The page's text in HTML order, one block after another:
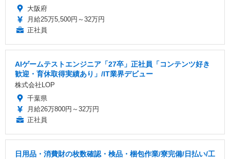
大阪府
月給25万5,500円～32万円
正社員
AIゲームテストエンジニア「27卒」正社員「コンテンツ好き
歓迎・育休取得実績あり」/IT業界デビュー
株式会社LOP
千葉県
月給26万800円～32万円
正社員
日用品・消費財の枚数確認・検品・梱包作業/寮完備/日払い/工